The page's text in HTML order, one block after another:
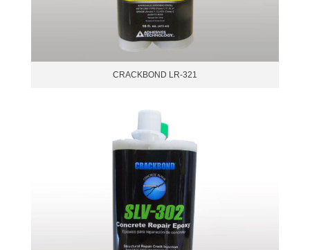
CRACKBOND LR-321